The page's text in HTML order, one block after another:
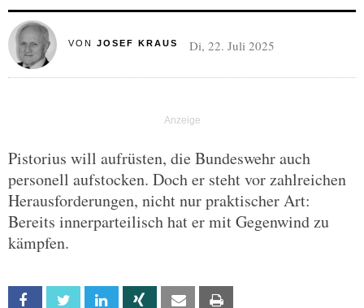
VON JOSEF KRAUS Di, 22. Juli 2025
Pistorius will aufrüsten, die Bundeswehr auch
personell aufstocken. Doch er steht vor zahlreichen
Herausforderungen, nicht nur praktischer Art:
Bereits innerparteilisch hat er mit Gegenwind zu
kämpfen.
Facebook Twitter Linkedin Xing Email